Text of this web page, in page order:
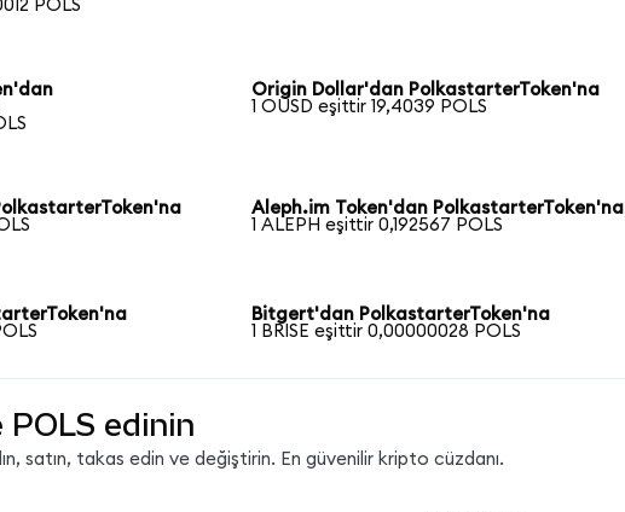
POLS
Origin Dollar'dan PolkastarterToken'na
1 OUSD eşittir 19,4039 POLS
Aleph.im Token'dan PolkastarterToken'na
1 ALEPH eşittir 0,192567 POLS
Bitgert'dan PolkastarterToken'na
1 BRISE eşittir 0,00000028 POLS
edinin
satın, takas edin ve değiştirin. En güvenilir kripto cüzdanı.